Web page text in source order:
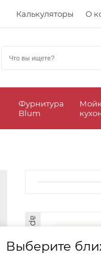
Калькуляторы О
Фурнитура
Blum
Выберите
арт. 49140